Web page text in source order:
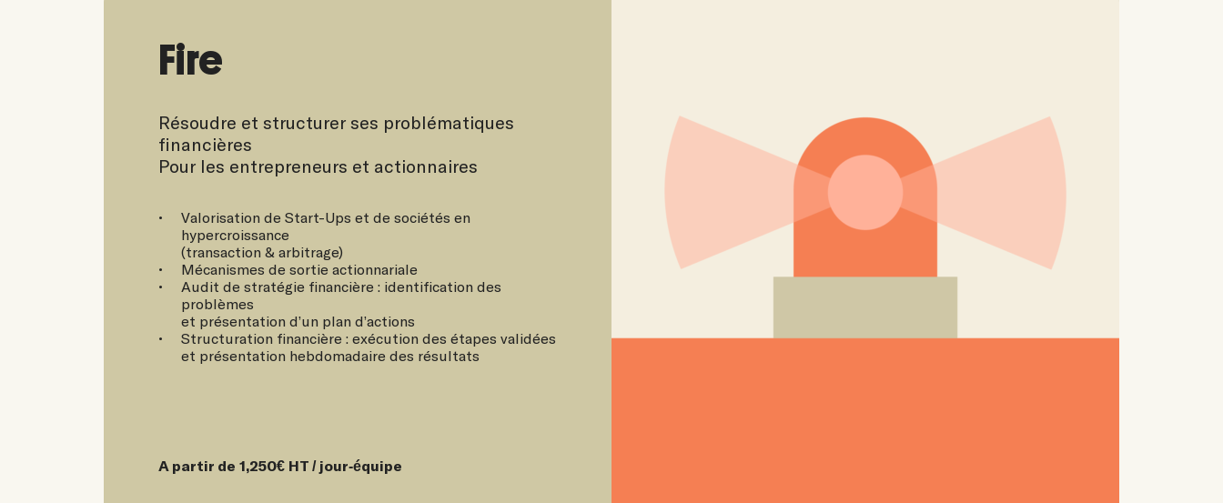
Fire
Résoudre et structurer ses problématiques
financières
Pour les entrepreneurs et actionnaires
Valorisation de Start-Ups et de sociétés en
hypercroissance
(transaction & arbitrage)
Mécanismes de sortie actionnariale
Audit de stratégie financière : identification des
problèmes
et présentation d’un plan d’actions
Structuration financière : exécution des étapes validées
et présentation hebdomadaire des résultats
A partir de 1,250€ HT / jour-équipe